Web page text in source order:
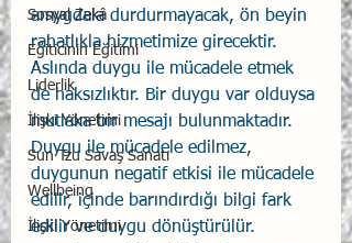
Sosyal Zekâ
Eğiticinin Eğitimi
Liderlik
İlişki Yönetimi
Sun Tzu Savaş Sanatı
Wellbeing
İlişki Yönetimi
amygdala durdurmayacak, ön beyin
rahatlıkla hizmetimize girecektir.
Aslında duygu ile mücadele etmek
de haksızlıktır. Bir duygu var olduysa
mutlaka bir mesajı bulunmaktadır.
Duygu ile mücadele edilmez,
duygunun negatif etkisi ile mücadele
edilir, içinde barındırdığı bilgi fark
edilir ve duygu dönüştürülür.